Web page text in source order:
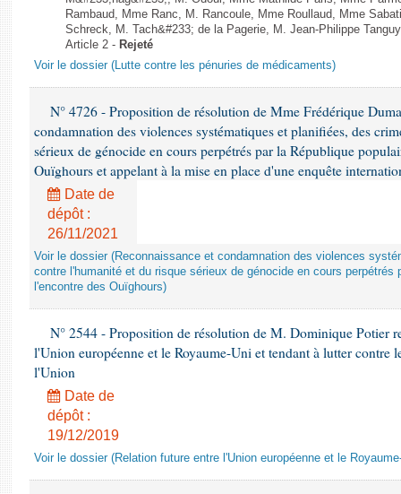
Rambaud, Mme Ranc, M. Rancoule, Mme Roullaud, Mme
Schreck, M. Tach&#233; de la Pagerie, M. Jean-Philippe
Article 2 - Rejeté
Voir le dossier (Lutte contre les pénuries de médicaments)
N° 4726 - Proposition de résolution de Mme Frédérique
condamnation des violences systématiques et planifiées, des
sérieux de génocide en cours perpétrés par la République
Ouïghours et appelant à la mise en place d'une enquête
Date de
dépôt :
26/11/2021
Voir le dossier (Reconnaissance et condamnation des violences
contre l'humanité et du risque sérieux de génocide en cours perpétrés
l'encontre des Ouïghours)
N° 2544 - Proposition de résolution de M. Dominique Potier
l'Union européenne et le Royaume-Uni et tendant à lutter contre
l'Union
Date de
dépôt :
19/12/2019
Voir le dossier (Relation future entre l'Union européenne et le